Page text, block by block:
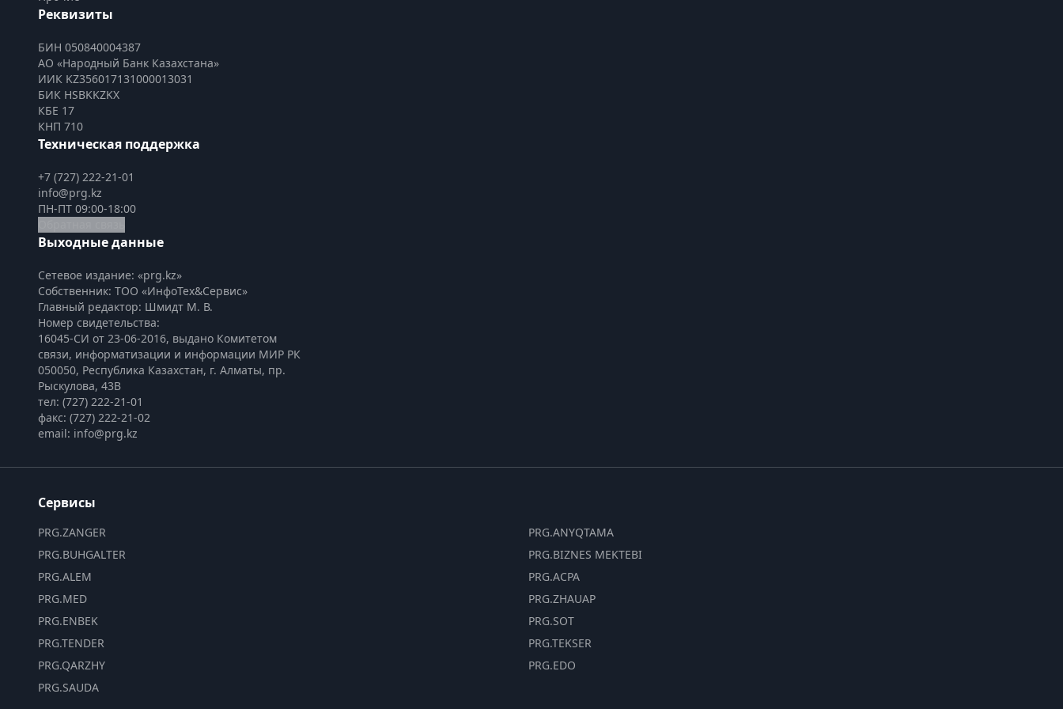
Реквизиты
БИН 050840004387
АО «Народный Банк Казахстана»
ИИК KZ356017131000013031
БИК HSBKKZKX
КБЕ 17
КНП 710
Техническая поддержка
+7 (727) 222-21-01
info@prg.kz
ПН-ПТ 09:00-18:00
Выходные данные
Сетевое издание: «prg.kz»
Собственник: ТОО «ИнфоТех&Сервис»
Главный редактор: Шмидт М. В.
Номер свидетельства:
16045-СИ от 23-06-2016, выдано Комитетом
связи, информатизации и информации МИР РК
050050, Республика Казахстан, г. Алматы, пр.
Рыскулова, 43В
тел: (727) 222-21-01
факс: (727) 222-21-02
email: info@prg.kz
Сервисы
PRG.ZANGER
PRG.BUHGALTER
PRG.ALEM
PRG.MED
PRG.ENBEK
PRG.TENDER
PRG.QARZHY
PRG.SAUDA
PRG.ANYQTAMA
PRG.BIZNES MEKTEBI
PRG.ACPA
PRG.ZHAUAP
PRG.SOT
PRG.TEKSER
PRG.EDO